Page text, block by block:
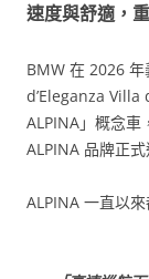
速度與舒適，
BMW 在 2026
d’Eleganza Villa
ALPINA」概念車
ALPINA 品牌正
ALPINA 一直以